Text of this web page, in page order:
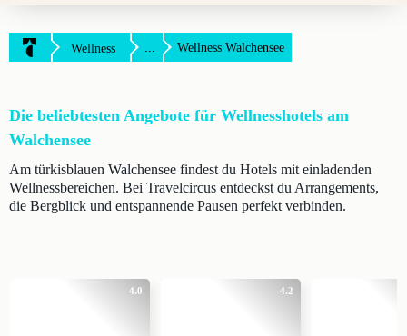
Wellness ... Wellness Walchensee
Die beliebtesten Angebote für Wellnesshotels am
Walchensee
Am türkisblauen Walchensee findest du Hotels mit einladenden
Wellnessbereichen. Bei Travelcircus entdeckst du Arrangements,
die Bergblick und entspannende Pausen perfekt verbinden.
4.0 4.2